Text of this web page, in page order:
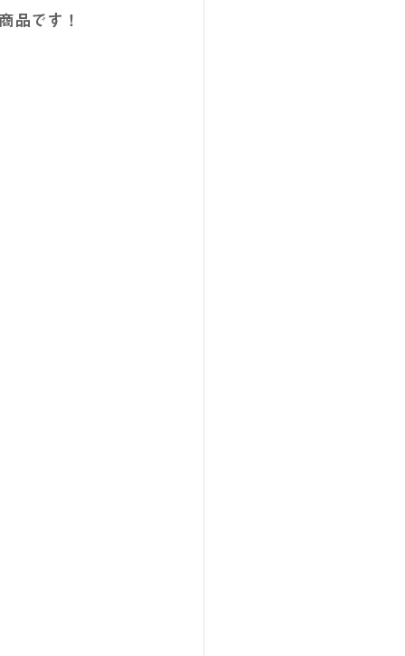
品です！